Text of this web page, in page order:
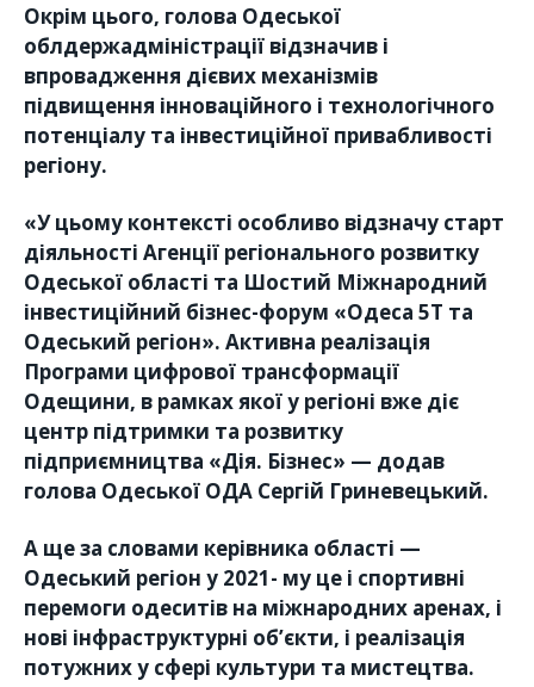
Окрім цього, голова Одеської
облдержадміністрації відзначив і
впровадження дієвих механізмів
підвищення інноваційного і технологічного
потенціалу та інвестиційної привабливості
регіону.
«У цьому контексті особливо відзначу старт
діяльності Агенції регіонального розвитку
Одеської області та Шостий Міжнародний
інвестиційний бізнес-форум «Одеса 5Т та
Одеський регіон». Активна реалізація
Програми цифрової трансформації
Одещини, в рамках якої у регіоні вже діє
центр підтримки та розвитку
підприємництва «Дія. Бізнес» — додав
голова Одеської ОДА Сергій Гриневецький.
А ще за словами керівника області —
Одеський регіон у 2021- му це і спортивні
перемоги одеситів на міжнародних аренах, і
нові інфраструктурні об’єкти, і реалізація
потужних у сфері культури та мистецтва.